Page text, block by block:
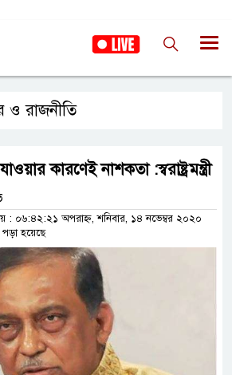
ও রাজনীতি
কারণেই নাশকতা :স্বরাষ্ট্রমন্ত্রী
: ০৬:৪২:২১ অপরাহ্ন, শনিবার, ১৪ নভেম্বর ২০২০
হয়েছে